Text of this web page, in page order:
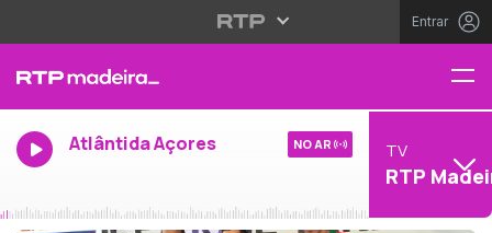
Entrar
Atlântida Açores NO AR TV
RTP